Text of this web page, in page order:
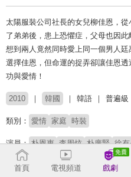
太陽服裝公司社長的女兒柳佳恩，
了弟弟後，患上恐懼症，父母也因
想到兩人竟然同時愛上同一個男人
選擇佳恩，但命運的捉弄卻讓佳恩
功與愛情！
2010 韓國 韓語 普遍級
類別： 愛情 家庭 時裝
演員： 朴恩惠 李周炫 朴廣賢 徐
首頁 電視頻道 戲劇